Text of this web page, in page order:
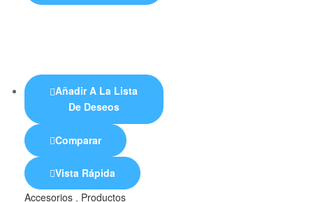
Añadir A La Lista
De Deseos
Comparar
Vista Rápida
Accesorios, Productos